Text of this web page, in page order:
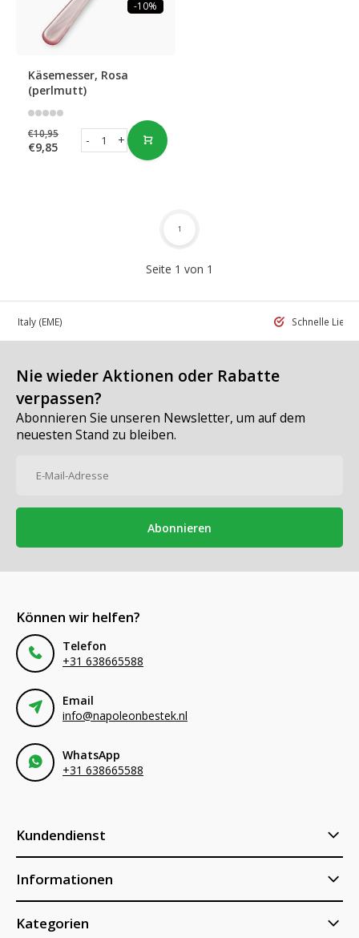
-10%
Käsemesser, Rosa
(perlmutt)
€10,95
€9,85 +
-
Seite 1 von 1
1
in Italy (EME) Schnelle
Nie wieder Aktionen oder Rabatte
verpassen?
Abonnieren Sie unseren Newsletter, um auf dem
neuesten Stand zu bleiben.
Abonnieren
Können wir helfen?
Telefon
+31 638665588
Email
info@napoleonbestek.nl
WhatsApp
+31 638665588
Kundendienst
Informationen
Kategorien